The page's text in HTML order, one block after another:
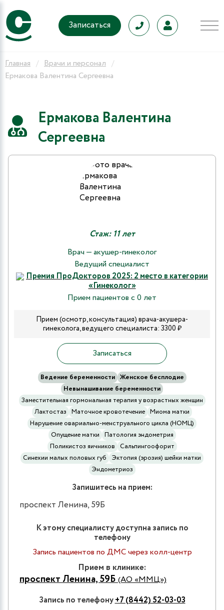
Записаться
Главная
Врачи и персонал
Ермакова Валентина Сергеевна
Ермакова Валентина
Сергеевна
Стаж: 11 лет
Врач — акушер-гинеколог
Ведущий специалист
Премия ПроДокторов 2025: 2 место в категории
«Гинеколог»
Прием пациентов с 0 лет
Прием (осмотр, консультация) врача-акушера-
гинеколога, ведущего специалиста: 3300 ₽
Записаться
Ведение беременности Женское бесплодие
Невынашивание беременности
Заместительная гормональная терапия у возрастных женщин
Лактостаз Маточное кровотечение Миома матки
Нарушение овариально-менструального цикла (НОМЦ)
Опущение матки Патология эндометрия
Поликистоз яичников Сальпингоофорит
Синехии малых половых губ
Эктопия (эрозия) шейки матки
Эндометриоз
Запишитесь на прием:
проспект Ленина, 59Б
К этому специалисту доступна запись по
телефону
Запись пациентов по ДМС через колл-центр
Прием в клинике:
проспект Ленина, 59Б(АО «ММЦ»)
Запись по телефону+7 (8442) 52-03-03